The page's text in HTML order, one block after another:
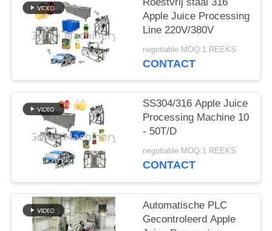
SITEMAP
PRIVACYBELEID
Apple Juice Processing
Line 220V/380V
negotiable MOQ:1 REEKS
CONTACT
SS304/316 Apple Juice
Processing Machine 10
- 50T/D
negotiable MOQ:1 REEKS
CONTACT
Automatische PLC
Gecontroleerd Apple